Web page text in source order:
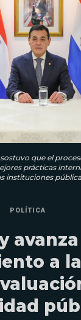
que el
prácticas
instituciones
POLÍTICA
a la